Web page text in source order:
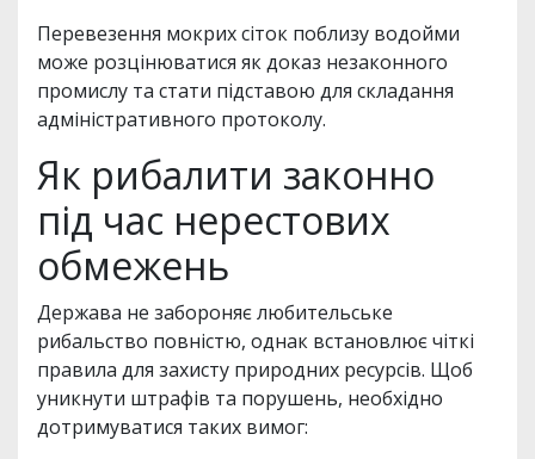
Перевезення мокрих сіток поблизу водойми
може розцінюватися як доказ незаконного
промислу та стати підставою для складання
адміністративного протоколу.
Як рибалити законно
під час нерестових
обмежень
Держава не забороняє любительське
рибальство повністю, однак встановлює чіткі
правила для захисту природних ресурсів. Щоб
уникнути штрафів та порушень, необхідно
дотримуватися таких вимог: